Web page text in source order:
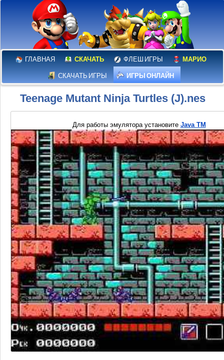
ГЛАВНАЯ СКАЧАТЬ ФЛЕШ ИГРЫ МАРИО
СКАЧАТЬ ИГРЫ ИГРЫ ОНЛАЙН
Teenage Mutant Ninja Turtles (J).nes
Для работы эмулятора установите Java TM